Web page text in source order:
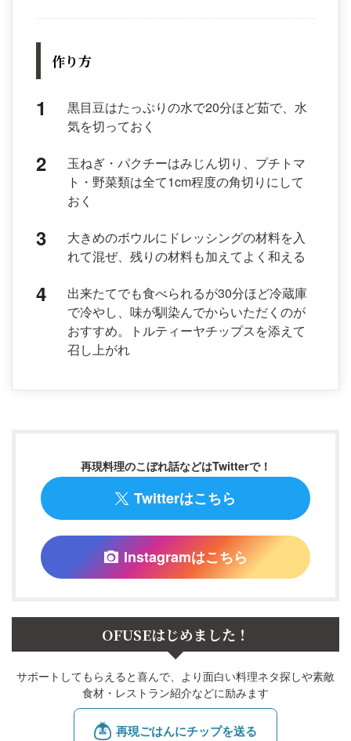
作り方
黒目豆はたっぷりの水で20分ほど茹で、水
気を切っておく
玉ねぎ・パクチーはみじん切り、プチトマ
ト・野菜類は全て1cm程度の角切りにして
おく
大きめのボウルにドレッシングの材料を入
れて混ぜ、残りの材料も加えてよく和える
出来たてでも食べられるが30分ほど冷蔵庫
で冷やし、味が馴染んでからいただくのが
おすすめ。トルティーヤチップスを添えて
召し上がれ
再現料理のこぼれ話などはTwitterで！
Twitterはこちら
Instagramはこちら
OFUSEはじめました！
サポートしてもらえると喜んで、より面白い料理ネタ探しや素敵
食材・レストラン紹介などに励みます